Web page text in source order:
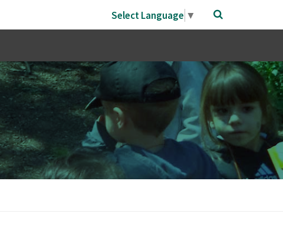
Select Language ▼